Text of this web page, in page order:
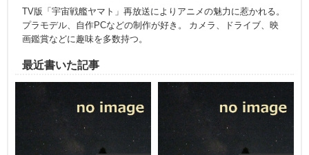
TV版「宇宙戦艦ヤマト」再放送によりアニメの魅力に惹かれる。
プラモデル、自作PCなどの制作が好き。 カメラ、ドライブ、映
画鑑賞などに趣味を多数持つ。
最近書いた記事